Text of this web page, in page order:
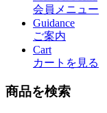
会員メニュー
Guidance
ご案内
Cart
カートを見る
商品を検索